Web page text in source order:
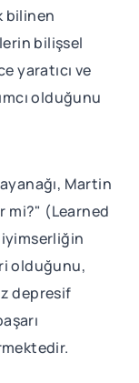
bilinen
bilişsel
yaratıcı ve
olduğunu
Martin
mi?" (Learned
iyimserliğin
olduğunu,
depresif